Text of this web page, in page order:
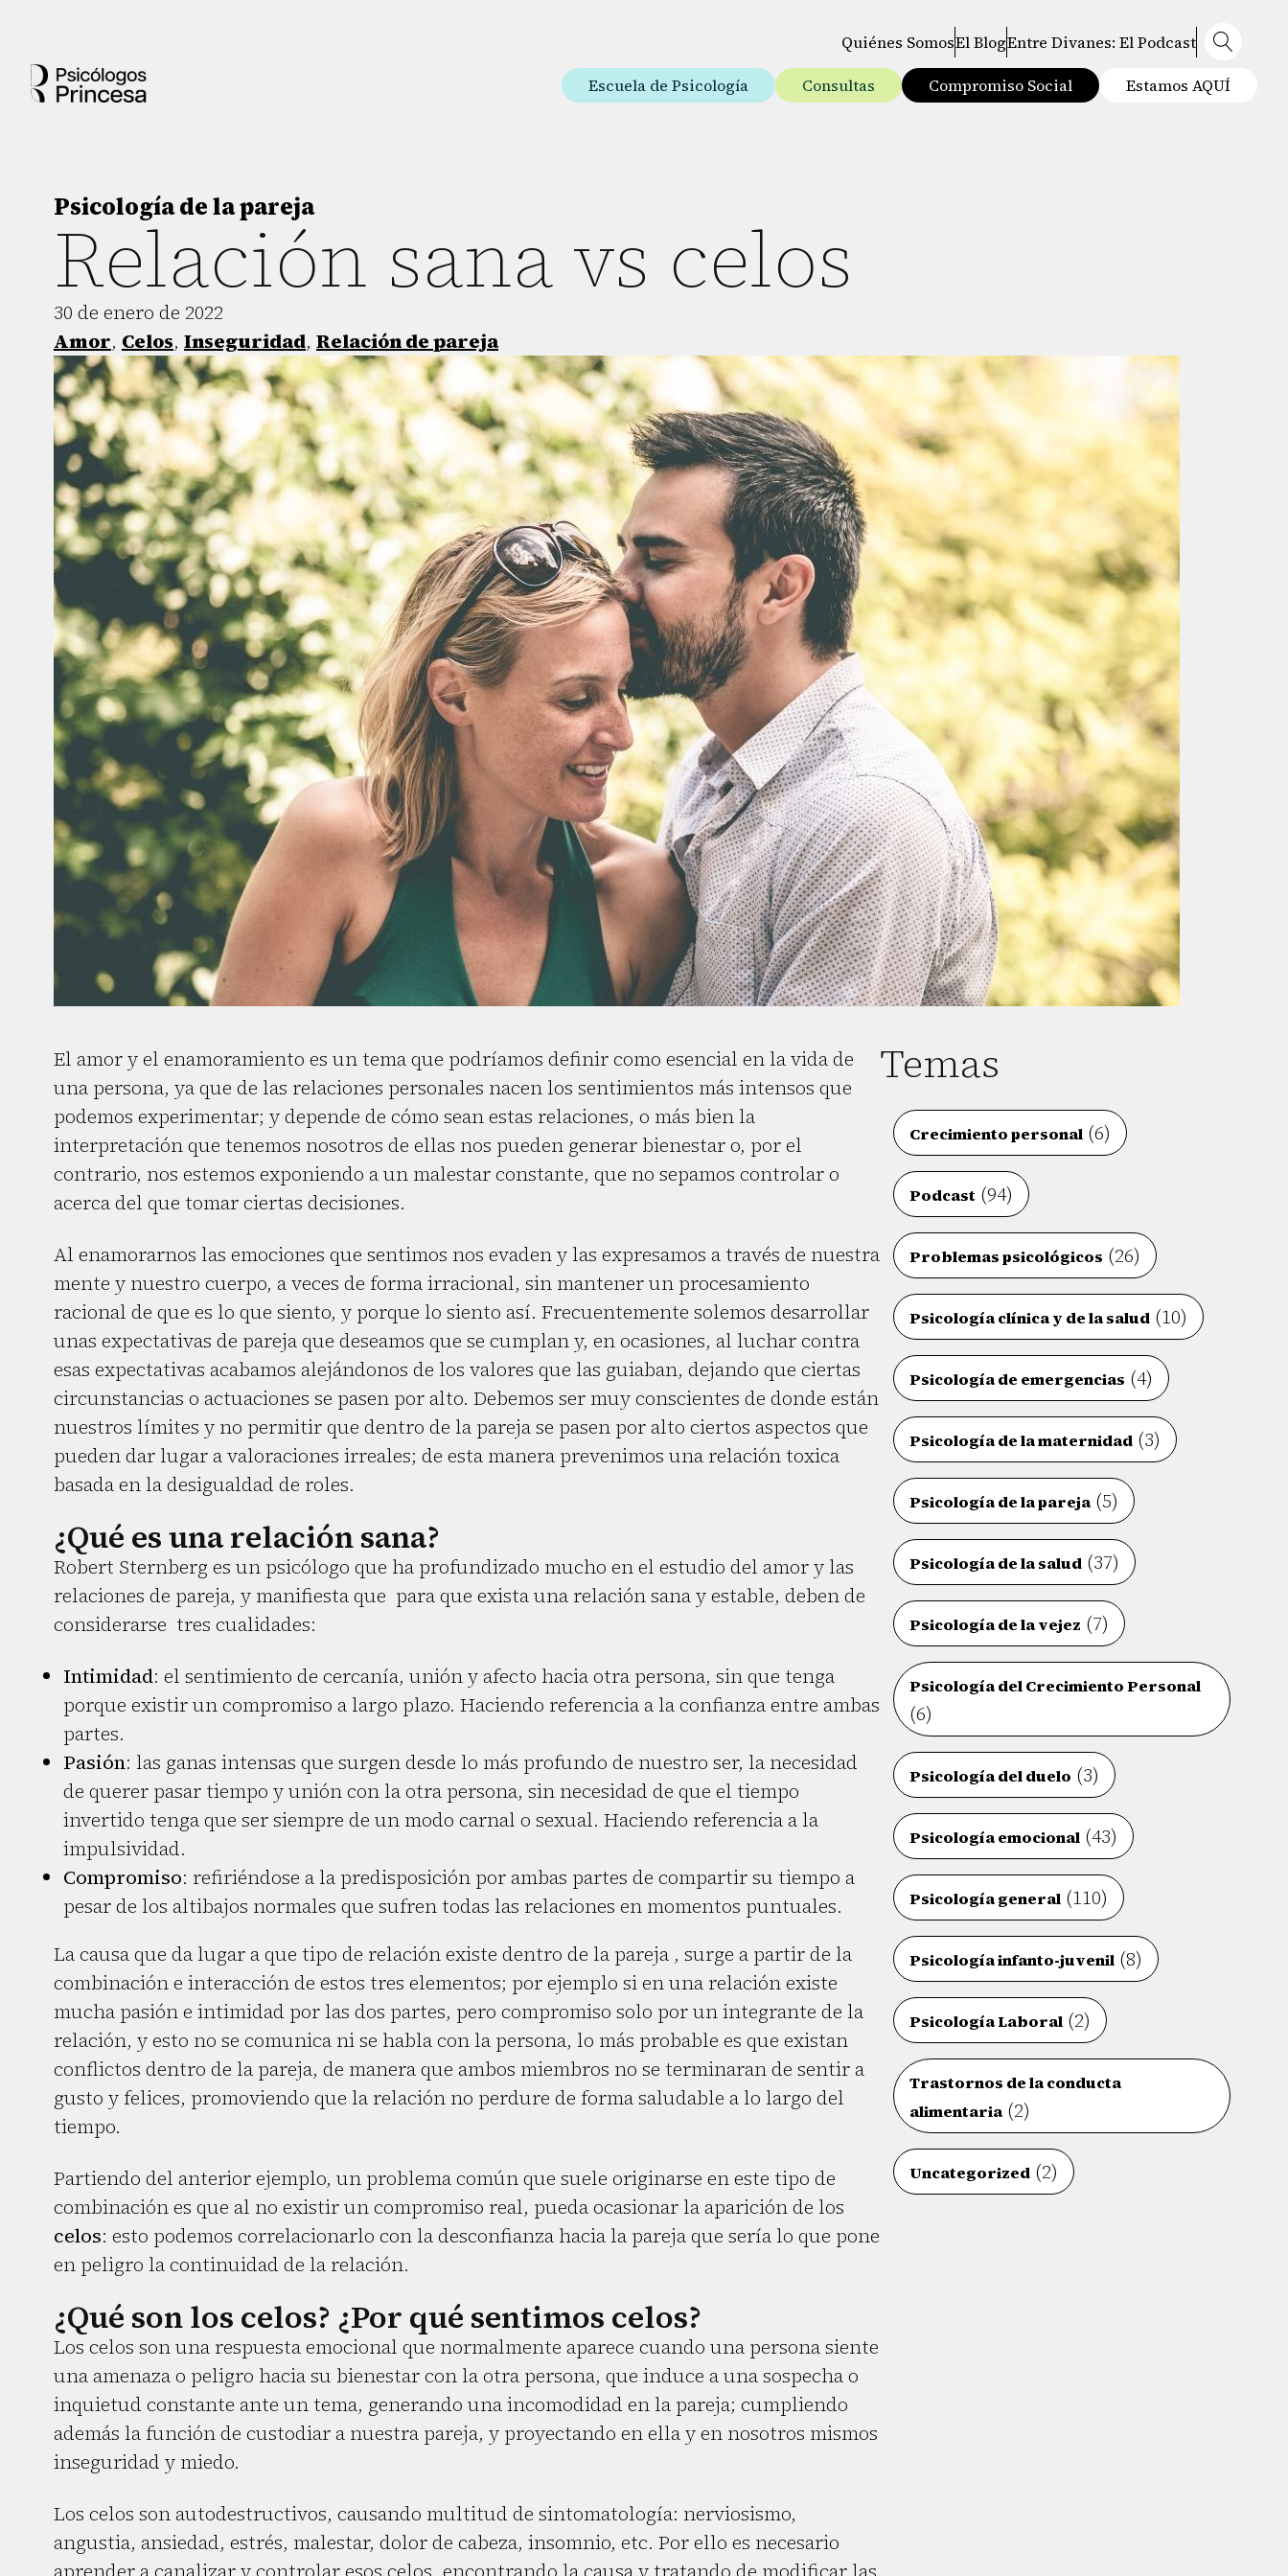
Quiénes SomosEl BlogEntre Divanes: El Podcast
Escuela de Psicología Consultas Compromiso Social Estamos AQUÍ
Psicología de la pareja
Relación sana vs celos
30 de enero de 2022
Amor, Celos, Inseguridad, Relación de pareja
El amor y el enamoramiento es un tema que podríamos definir como esencial en la vida de
una persona, ya que de las relaciones personales nacen los sentimientos más intensos que
podemos experimentar; y depende de cómo sean estas relaciones, o más bien la
interpretación que tenemos nosotros de ellas nos pueden generar bienestar o, por el
contrario, nos estemos exponiendo a un malestar constante, que no sepamos controlar o
acerca del que tomar ciertas decisiones.
Al enamorarnos las emociones que sentimos nos evaden y las expresamos a través de nuestra
mente y nuestro cuerpo, a veces de forma irracional, sin mantener un procesamiento
racional de que es lo que siento, y porque lo siento así. Frecuentemente solemos desarrollar
unas expectativas de pareja que deseamos que se cumplan y, en ocasiones, al luchar contra
esas expectativas acabamos alejándonos de los valores que las guiaban, dejando que ciertas
circunstancias o actuaciones se pasen por alto. Debemos ser muy conscientes de donde están
nuestros límites y no permitir que dentro de la pareja se pasen por alto ciertos aspectos que
pueden dar lugar a valoraciones irreales; de esta manera prevenimos una relación toxica
basada en la desigualdad de roles.
¿Qué es una relación sana?
Robert Sternberg es un psicólogo que ha profundizado mucho en el estudio del amor y las
relaciones de pareja, y manifiesta que para que exista una relación sana y estable, deben de
considerarse tres cualidades:
Intimidad: el sentimiento de cercanía, unión y afecto hacia otra persona, sin que tenga
porque existir un compromiso a largo plazo. Haciendo referencia a la confianza entre ambas
partes.
Pasión: las ganas intensas que surgen desde lo más profundo de nuestro ser, la necesidad
de querer pasar tiempo y unión con la otra persona, sin necesidad de que el tiempo
invertido tenga que ser siempre de un modo carnal o sexual. Haciendo referencia a la
impulsividad.
Compromiso: refiriéndose a la predisposición por ambas partes de compartir su tiempo a
pesar de los altibajos normales que sufren todas las relaciones en momentos puntuales.
La causa que da lugar a que tipo de relación existe dentro de la pareja , surge a partir de la
combinación e interacción de estos tres elementos; por ejemplo si en una relación existe
mucha pasión e intimidad por las dos partes, pero compromiso solo por un integrante de la
relación, y esto no se comunica ni se habla con la persona, lo más probable es que existan
conflictos dentro de la pareja, de manera que ambos miembros no se terminaran de sentir a
gusto y felices, promoviendo que la relación no perdure de forma saludable a lo largo del
tiempo.
Partiendo del anterior ejemplo, un problema común que suele originarse en este tipo de
combinación es que al no existir un compromiso real, pueda ocasionar la aparición de los
celos: esto podemos correlacionarlo con la desconfianza hacia la pareja que sería lo que pone
en peligro la continuidad de la relación.
¿Qué son los celos? ¿Por qué sentimos celos?
Los celos son una respuesta emocional que normalmente aparece cuando una persona siente
una amenaza o peligro hacia su bienestar con la otra persona, que induce a una sospecha o
inquietud constante ante un tema, generando una incomodidad en la pareja; cumpliendo
además la función de custodiar a nuestra pareja, y proyectando en ella y en nosotros mismos
inseguridad y miedo.
Los celos son autodestructivos, causando multitud de sintomatología: nerviosismo,
angustia, ansiedad, estrés, malestar, dolor de cabeza, insomnio, etc. Por ello es necesario
Temas
Crecimiento personal (6)
Podcast (94)
Problemas psicológicos (26)
Psicología clínica y de la salud (10)
Psicología de emergencias (4)
Psicología de la maternidad (3)
Psicología de la pareja(5)
Psicología de la salud (37)
Psicología de la vejez (7)
Psicología del Crecimiento Personal
(6)
Psicología del duelo (3)
Psicología emocional (43)
Psicología general (110)
Psicología infanto-juvenil (8)
Psicología Laboral (2)
Trastornos de la conducta
alimentaria(2)
Uncategorized (2)